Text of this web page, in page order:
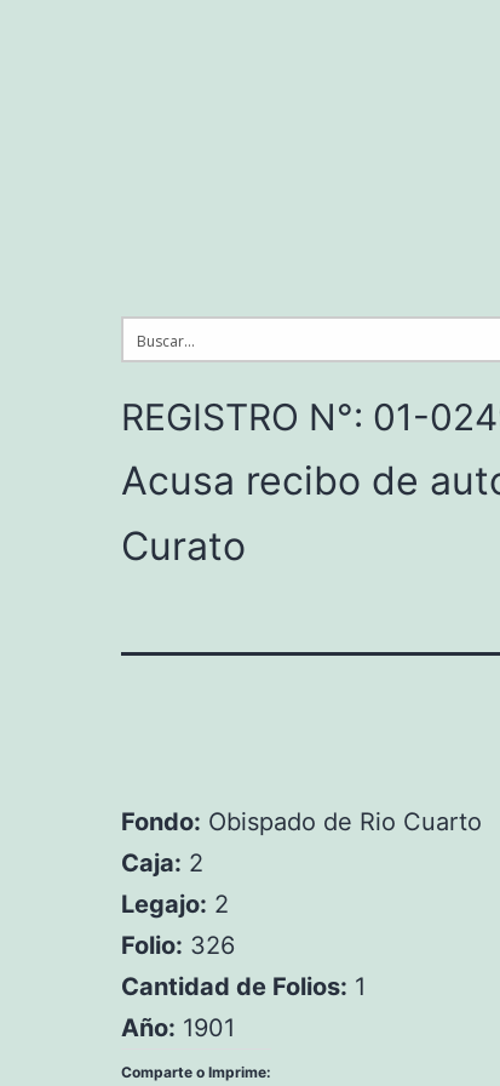
REGISTRO N°: 01-
Acusa recibo de
Curato
Fondo: Obispado de Rio Cuarto
Caja: 2
Legajo: 2
Folio: 326
Cantidad de Folios: 1
Año: 1901
Comparte o Imprime: